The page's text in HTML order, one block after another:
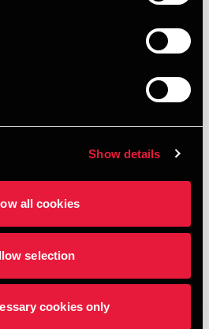
Show details
all cookies
selection
cookies only
fra Erhvervsstyrelsen